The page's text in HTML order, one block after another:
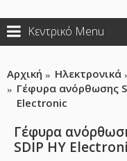
Κεντρικό Menu
Αρχική Ηλεκτρονικά
Γέφυρα ανόρθωσης
Electronic
Γέφυρα
SDIP HY